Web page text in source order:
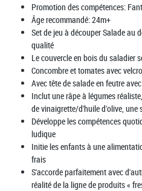
Promotion des compétences:
Âge recommandé:24m+
Set de jeu à découper Salade au
qualité
Le couvercle en bois du saladier
Concombre et tomates avec
Avec tête de salade en feutre
Inclut une râpe à légumes
de vinaigrette/d'huile d'olive, une
Développe les compétences
ludique
Initie les enfants à une
frais
S'accorde parfaitement avec
réalité de la ligne de produits «